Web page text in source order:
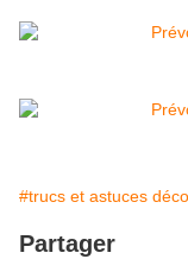
#trucs et astuces
Partager